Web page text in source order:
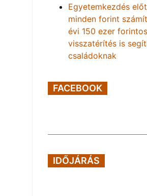
Egyetemkezdés
minden forint
évi 150 ezer
visszatérítés is
családoknak
FACEBOOK
IDŐJÁRÁS